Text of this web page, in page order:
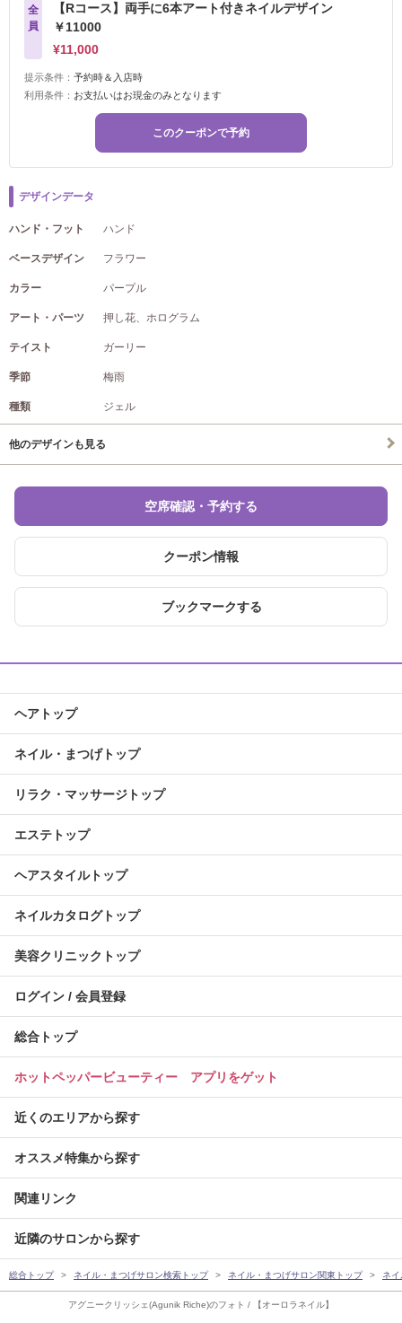
アグニークリッシェ(Agunik Riche)のフォト / 【オーロラネイル】
全
員
【Rコース】両手に6本アート付きネイルデザイン
￥11000
¥11,000
提示条件： 予約時＆入店時
利用条件： お支払いはお現金のみとなります
このクーポンで予約
デザインデータ
ハンド・フット ハンド
ベースデザイン フラワー
カラー パープル
アート・パーツ 押し花、ホログラム
テイスト ガーリー
季節 梅雨
種類 ジェル
他のデザインも見る
空席確認・予約する
クーポン情報
ブックマークする
ヘアトップ
ネイル・まつげトップ
リラク・マッサージトップ
エステトップ
ヘアスタイルトップ
ネイルカタログトップ
美容クリニックトップ
ログイン / 会員登録
総合トップ
ホットペッパービューティー アプリをゲット
近くのエリアから探す
オススメ特集から探す
関連リンク
近隣のサロンから探す
総合トップ ネイル・まつげサロン検索トップ ネイル・まつげサロン関東トップ ネ